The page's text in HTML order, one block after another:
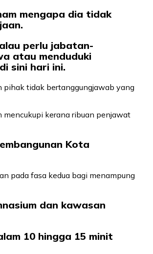
mengapa dia tidak
perlu jabatan-
atau menduduki
sini hari ini.
pihak tidak bertanggungjawab yang
mencukupi kerana ribuan penjawat
Kota
pada fasa kedua bagi menampung
dan kawasan
10 hingga 15 minit